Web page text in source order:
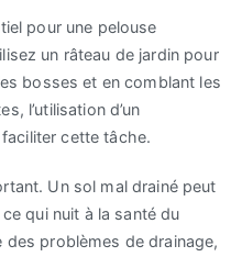
pour une pelouse
un râteau de jardin pour
bosses et en comblant les
l’utilisation d’un
cette tâche.
Un sol mal drainé peut
qui nuit à la santé du
problèmes de drainage,